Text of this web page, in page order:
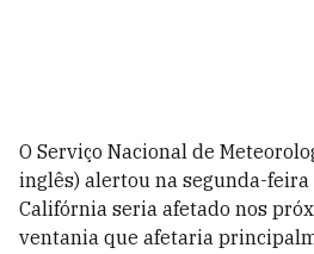
O Serviço Nacional de
inglês) alertou na segunda-feira
Califórnia seria afetado nos
ventania que afetaria